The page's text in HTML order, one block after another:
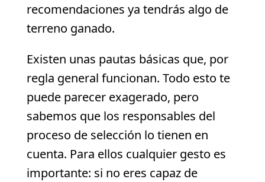
recomendaciones ya tendrás algo de
terreno ganado.
Existen unas pautas básicas que, por
regla general funcionan. Todo esto te
puede parecer exagerado, pero
sabemos que los responsables del
proceso de selección lo tienen en
cuenta. Para ellos cualquier gesto es
importante: si no eres capaz de